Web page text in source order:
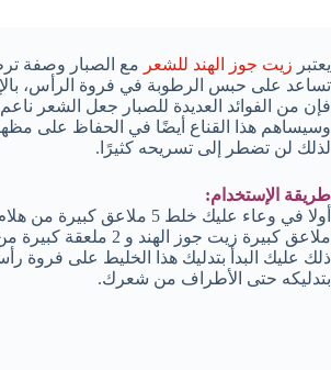
يعتبر زيت جوز الهند للشعر مع الصبار وصفة
تساعد على حبس الرطوبة في فروة الرأس،
فإن من الفوائد العديدة للصبار جعل الشعر
وسيساهم هذا القناع أيضًا في الحفاظ على
لذلك لن تضطر إلى تسريحه كثيرًا.
طريقة الإستخدام:
ملاعق كبيرة زيت جوز الهند و
ذلك عليك البدأ بتدليك هذا الخليط على فروة
بتدليكه حتى الأطراف من شعرك.